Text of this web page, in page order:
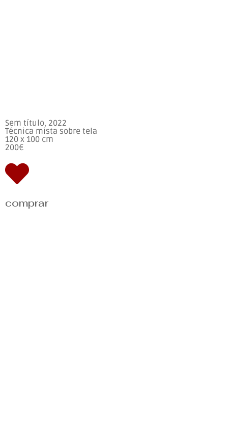
Sem título, 2022
Técnica mista sobre tela
120 x 100 cm
200€
comprar